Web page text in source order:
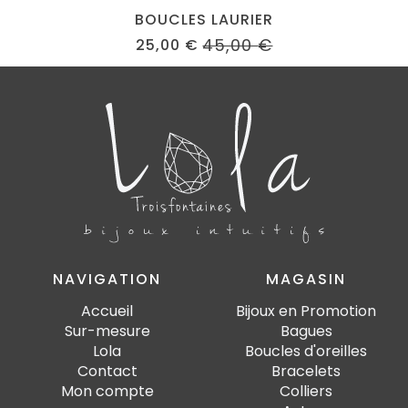
BOUCLES LAURIER
45,00€
ORIGINAL
PRICE
45,00 €.
25,00 € CURRENT
PRICE
25,00 €.
NAVIGATION
Accueil
Sur-mesure
Lola
Contact
Mon compte
MAGASIN
Bijoux en Promotion
Bagues
Boucles d'oreilles
Bracelets
Colliers